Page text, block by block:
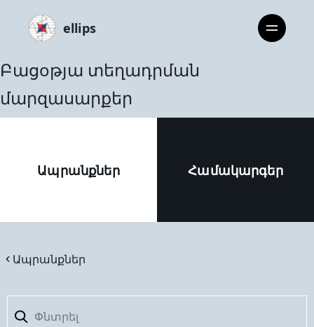
ellips
Բացoթյա տեղադրման
մարզասարքեր
Ապրանքներ Համակարգեր
Ապրանքներ